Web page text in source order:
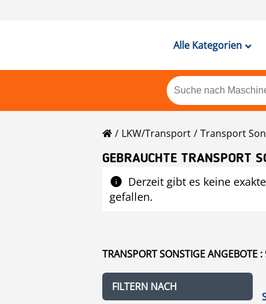
Alle Kategorien
LKW/Transport
Transport
GEBRAUCHTE TRANSPORT
Derzeit gibt es keine
gefallen.
TRANSPORT SONSTIGE ANGEBOTE
FILTERN NACH